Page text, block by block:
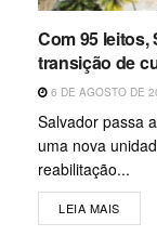
Com 95
transição de
6 DE AGOSTO DE
Salvador passa
uma nova
reabilitação...
LEIA MAIS